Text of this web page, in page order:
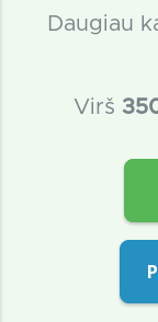
Daugiau
Virš